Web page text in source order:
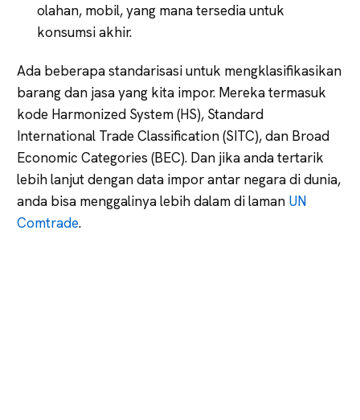
olahan, mobil, yang mana tersedia untuk
konsumsi akhir.
Ada beberapa standarisasi untuk mengklasifikasikan
barang dan jasa yang kita impor. Mereka termasuk
kode Harmonized System (HS), Standard
International Trade Classification (SITC), dan Broad
Economic Categories (BEC). Dan jika anda tertarik
lebih lanjut dengan data impor antar negara di dunia,
anda bisa menggalinya lebih dalam di laman UN
Comtrade.